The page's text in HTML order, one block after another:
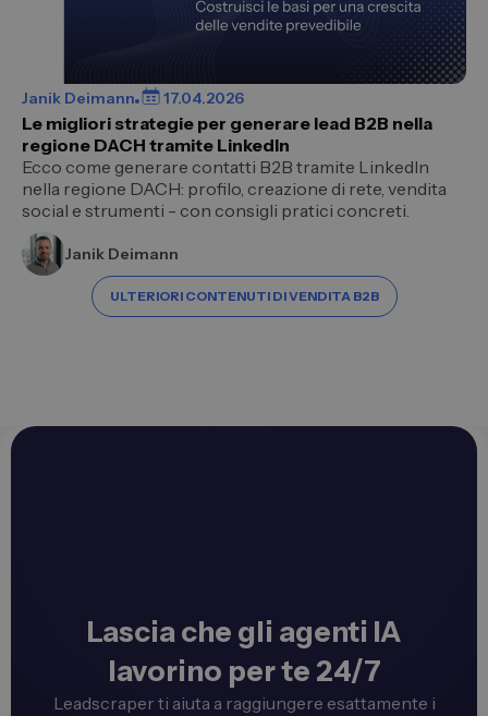
Janik Deimann 17.04.2026
Le migliori strategie per generare lead B2B nella
regione DACH tramite LinkedIn
Ecco come generare contatti B2B tramite LinkedIn
nella regione DACH: profilo, creazione di rete, vendita
social e strumenti - con consigli pratici concreti.
Janik Deimann
ULTERIORI CONTENUTI DI VENDITA B2B
Lascia che gli agenti IA
lavorino per te 24/7
Leadscraper ti aiuta a raggiungere esattamente i